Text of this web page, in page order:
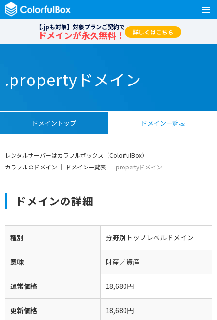
【.jpも対象】対象プランご契約で
ドメインが永久無料！ 詳しくはこちら
.propertyドメイン
ドメイントップ ドメイン一覧表
レンタルサーバーはカラフルボックス（ColorfulBox）
カラフルのドメイン
ドメイン一覧表 .propertyドメイン
ドメインの詳細
種別 分野別トップレベルドメイン
意味 財産／資産
通常価格 18,680円
更新価格 18,680円